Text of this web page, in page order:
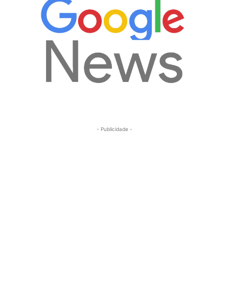
- Publicidade -